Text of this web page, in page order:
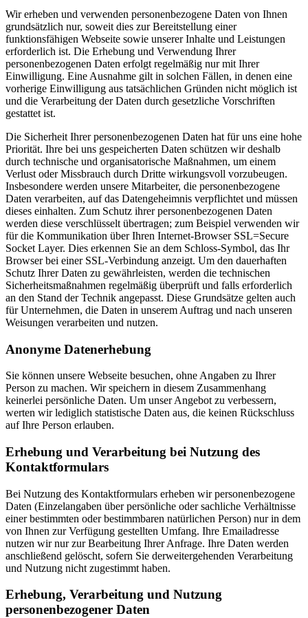
Wir erheben und verwenden personenbezogene Daten von Ihnen
grundsätzlich nur, soweit dies zur Bereitstellung einer
funktionsfähigen Webseite sowie unserer Inhalte und Leistungen
erforderlich ist. Die Erhebung und Verwendung Ihrer
personenbezogenen Daten erfolgt regelmäßig nur mit Ihrer
Einwilligung. Eine Ausnahme gilt in solchen Fällen, in denen eine
vorherige Einwilligung aus tatsächlichen Gründen nicht möglich ist
und die Verarbeitung der Daten durch gesetzliche Vorschriften
gestattet ist.
Die Sicherheit Ihrer personenbezogenen Daten hat für uns eine hohe
Priorität. Ihre bei uns gespeicherten Daten schützen wir deshalb
durch technische und organisatorische Maßnahmen, um einem
Verlust oder Missbrauch durch Dritte wirkungsvoll vorzubeugen.
Insbesondere werden unsere Mitarbeiter, die personenbezogene
Daten verarbeiten, auf das Datengeheimnis verpflichtet und müssen
dieses einhalten. Zum Schutz ihrer personenbezogenen Daten
werden diese verschlüsselt übertragen; zum Beispiel verwenden wir
für die Kommunikation über Ihren Internet-Browser SSL=Secure
Socket Layer. Dies erkennen Sie an dem Schloss-Symbol, das Ihr
Browser bei einer SSL-Verbindung anzeigt. Um den dauerhaften
Schutz Ihrer Daten zu gewährleisten, werden die technischen
Sicherheitsmaßnahmen regelmäßig überprüft und falls erforderlich
an den Stand der Technik angepasst. Diese Grundsätze gelten auch
für Unternehmen, die Daten in unserem Auftrag und nach unseren
Weisungen verarbeiten und nutzen.
Anonyme Datenerhebung
Sie können unsere Webseite besuchen, ohne Angaben zu Ihrer
Person zu machen. Wir speichern in diesem Zusammenhang
keinerlei persönliche Daten. Um unser Angebot zu verbessern,
werten wir lediglich statistische Daten aus, die keinen Rückschluss
auf Ihre Person erlauben.
Erhebung und Verarbeitung bei Nutzung des
Kontaktformulars
Bei Nutzung des Kontaktformulars erheben wir personenbezogene
Daten (Einzelangaben über persönliche oder sachliche Verhältnisse
einer bestimmten oder bestimmbaren natürlichen Person) nur in dem
von Ihnen zur Verfügung gestellten Umfang. Ihre Emailadresse
nutzen wir nur zur Bearbeitung Ihrer Anfrage. Ihre Daten werden
anschließend gelöscht, sofern Sie derweitergehenden Verarbeitung
und Nutzung nicht zugestimmt haben.
Erhebung, Verarbeitung und Nutzung
personenbezogener Daten